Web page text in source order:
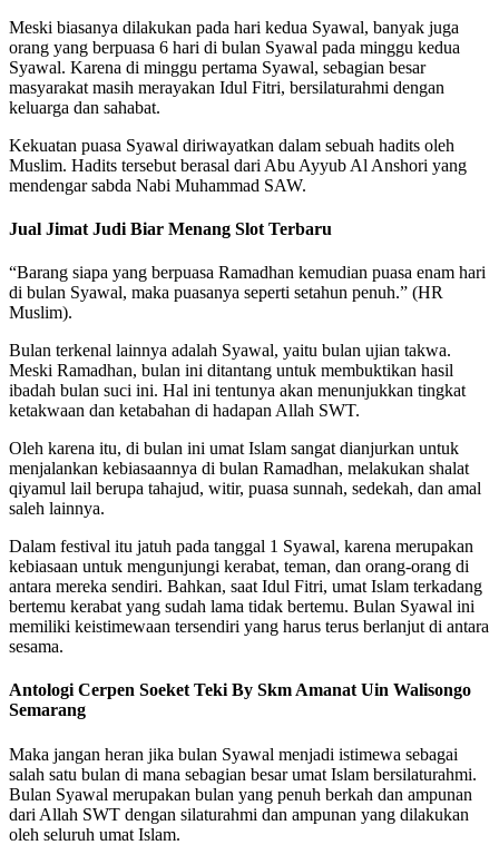
Meski biasanya dilakukan pada hari kedua Syawal, banyak juga
orang yang berpuasa 6 hari di bulan Syawal pada minggu kedua
Syawal. Karena di minggu pertama Syawal, sebagian besar
masyarakat masih merayakan Idul Fitri, bersilaturahmi dengan
keluarga dan sahabat.
Kekuatan puasa Syawal diriwayatkan dalam sebuah hadits oleh
Muslim. Hadits tersebut berasal dari Abu Ayyub Al Anshori yang
mendengar sabda Nabi Muhammad SAW.
Jual Jimat Judi Biar Menang Slot Terbaru
“Barang siapa yang berpuasa Ramadhan kemudian puasa enam hari
di bulan Syawal, maka puasanya seperti setahun penuh.” (HR
Muslim).
Bulan terkenal lainnya adalah Syawal, yaitu bulan ujian takwa.
Meski Ramadhan, bulan ini ditantang untuk membuktikan hasil
ibadah bulan suci ini. Hal ini tentunya akan menunjukkan tingkat
ketakwaan dan ketabahan di hadapan Allah SWT.
Oleh karena itu, di bulan ini umat Islam sangat dianjurkan untuk
menjalankan kebiasaannya di bulan Ramadhan, melakukan shalat
qiyamul lail berupa tahajud, witir, puasa sunnah, sedekah, dan amal
saleh lainnya.
Dalam festival itu jatuh pada tanggal 1 Syawal, karena merupakan
kebiasaan untuk mengunjungi kerabat, teman, dan orang-orang di
antara mereka sendiri. Bahkan, saat Idul Fitri, umat Islam terkadang
bertemu kerabat yang sudah lama tidak bertemu. Bulan Syawal ini
memiliki keistimewaan tersendiri yang harus terus berlanjut di antara
sesama.
Antologi Cerpen Soeket Teki By Skm Amanat Uin Walisongo
Semarang
Maka jangan heran jika bulan Syawal menjadi istimewa sebagai
salah satu bulan di mana sebagian besar umat Islam bersilaturahmi.
Bulan Syawal merupakan bulan yang penuh berkah dan ampunan
dari Allah SWT dengan silaturahmi dan ampunan yang dilakukan
oleh seluruh umat Islam.